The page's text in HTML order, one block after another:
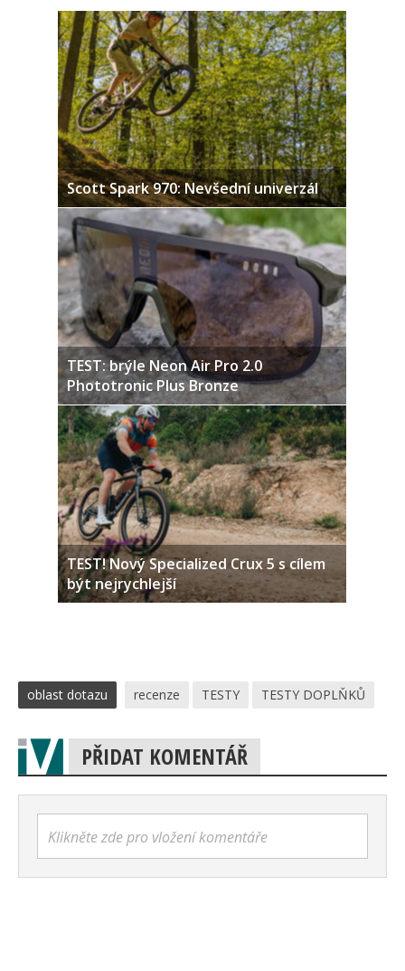
Scott Spark 970: Nevšední univerzál
TEST: brýle Neon Air Pro 2.0
Phototronic Plus Bronze
TEST! Nový Specialized Crux 5 s cílem
být nejrychlejší
oblast dotazu recenze TESTY TESTY DOPLŇKŮ
PŘIDAT KOMENTÁŘ
Klikněte zde pro vložení komentáře